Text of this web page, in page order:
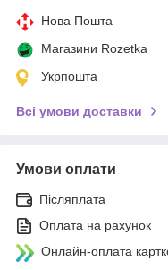
Нова Пошта
Магазини Rozetka
Укрпошта
Всі умови доставки
Умови оплати
Післяплата
Оплата на рахунок
Онлайн-оплата